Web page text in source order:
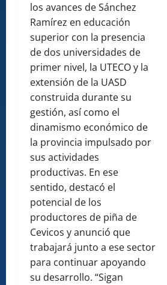
los avances de Sánchez
Ramírez en educación
superior con la presencia
de dos universidades de
primer nivel, la UTECO y la
extensión de la UASD
construida durante su
gestión, así como el
dinamismo económico de
la provincia impulsado por
sus actividades
productivas. En ese
sentido, destacó el
potencial de los
productores de piña de
Cevicos y anunció que
trabajará junto a ese sector
para continuar apoyando
su desarrollo. “Sigan